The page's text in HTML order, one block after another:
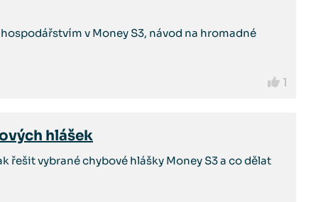
v Money S3, návod na hromadné
1
hlášek
vybrané chybové hlášky Money S3 a co dělat